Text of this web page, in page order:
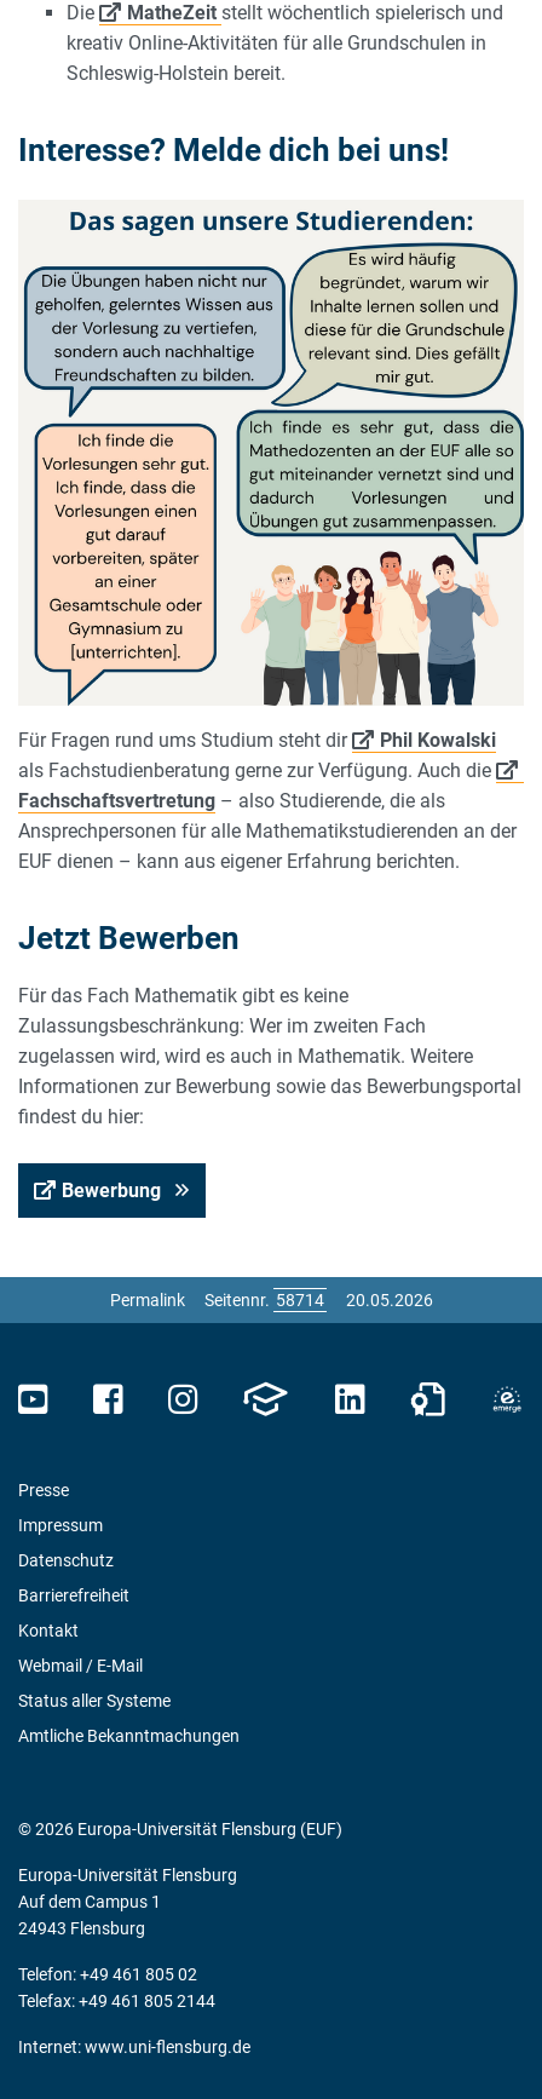
Die
MatheZeit stellt wöchentlich spielerisch und
kreativ Online-Aktivitäten für alle Grundschulen in
Schleswig-Holstein bereit.
Interesse? Melde dich bei uns!
Für Fragen rund ums Studium steht dir
Phil Kowalski
als Fachstudienberatung gerne zur Verfügung. Auch die
Fachschaftsvertretung – also Studierende, die als
Ansprechpersonen für alle Mathematikstudierenden an der
EUF dienen – kann aus eigener Erfahrung berichten.
Jetzt Bewerben
Für das Fach Mathematik gibt es keine
Zulassungsbeschränkung: Wer im zweiten Fach
zugelassen wird, wird es auch in Mathematik. Weitere
Informationen zur Bewerbung sowie das Bewerbungsportal
findest du hier:
Bewerbung
Permalink Seitennr. 20.05.2026
Presse
Impressum
Datenschutz
Barrierefreiheit
Kontakt
Webmail / E-Mail
Status aller Systeme
Amtliche Bekanntmachungen
© 2026 Europa-Universität Flensburg (EUF)
Europa-Universität Flensburg
Auf dem Campus 1
24943 Flensburg
Telefon: +49 461 805 02
Telefax: +49 461 805 2144
Internet:www.uni-flensburg.de